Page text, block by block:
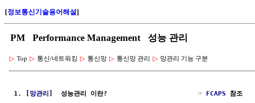
[정보통신기술용어해설]
PM Performance Management 성능 관리
▷ Top ▷ 통신/네트워킹 ▷ 통신망 ▷ 통신망 관리 ▷ 망관리 기능 구분
1. [ 망관리 ]  성능관리 이란?                       ☞ FCAPS 참조